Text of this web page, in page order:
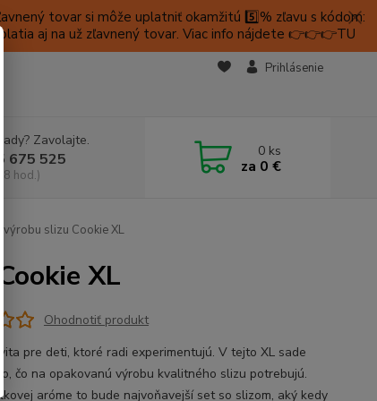
tovar si môže uplatniť okamžitú 5️⃣% zľavu s kódom:
aj na už zľavnený tovar. Viac info nájdete 👉👉👉TU
Prihlásenie
Zavolajte.
675 525
hod.)
0 ks
za 0 €
slizu Cookie XL
XL
Ohodnotiť produkt
pre deti, ktoré radi experimentujú. V tejto XL sade
čo na opakovanú výrobu kvalitného slizu potrebujú.
aróme to bude najvoňavejší set so slizom, aký kedy